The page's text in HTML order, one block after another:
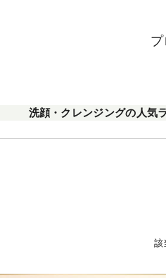
洗顔・クレンジングの人気
該